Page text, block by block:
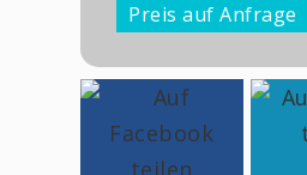
Preis auf Anfrage